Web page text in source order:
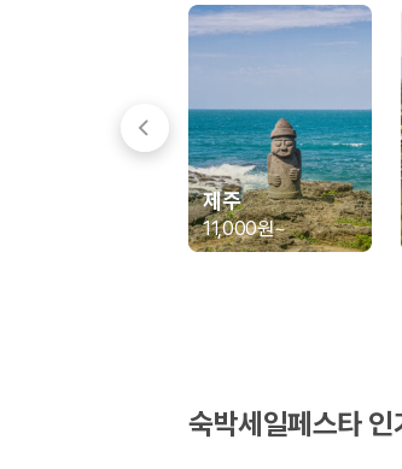
가족 여행, 짐이 많은 여행, 장거리 이동에 적합
단체 여행이나 4인 이상 가족 여행에 적합하며
제주렌트카 보험까지 비교해야 진
동일한 차량이라도 보험 조건에 따라 실제 부담 금액
사고 발생 시 일정 금액의 면책금이
보상 한도 내에서 면책금 부담이 줄
제주
11,000원~
숙박세일페스타 인